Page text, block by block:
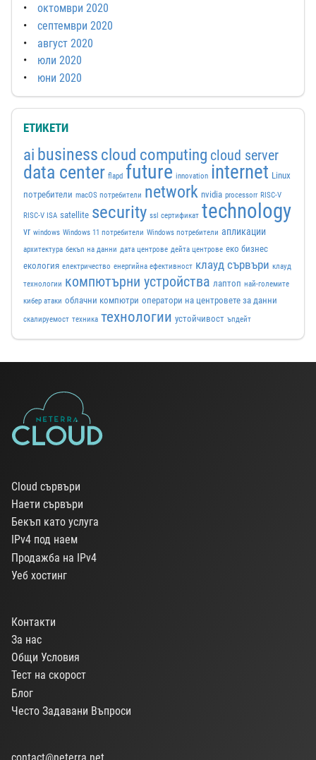
октомври 2020
септември 2020
август 2020
юли 2020
юни 2020
ЕТИКЕТИ
ai business cloud computing cloud server
data center flapd future innovation internet Linux
потребители macOS потребители network nvidia processorr RISC-V
RISC-V ISA satellite security ssl сертификат technology
vr windows Windows 11 потребители Windows потребители апликации
архитектура бекъп на данни дата центрове дейта центрове еко бизнес
екология електричество енергийна ефективност клауд сървъри клауд
технологии компютърни устройства лаптоп най-големите
кибер атаки облачни компютри оператори на центровете за данни
скалируемост техника технологии устойчивост ъпдейт
Cloud сървъри
Наети сървъри
Бекъп като услуга
IPv4 под наем
Продажба на IPv4
Уеб хостинг
Контакти
За нас
Общи Условия
Тест на скорост
Блог
Често Задавани Въпроси